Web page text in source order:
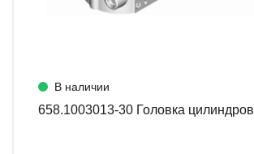
В наличии
658.1003013-30 Головка цилиндров